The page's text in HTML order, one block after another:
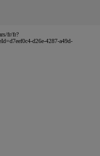
fr/fr?
d26e-4287-a49d-